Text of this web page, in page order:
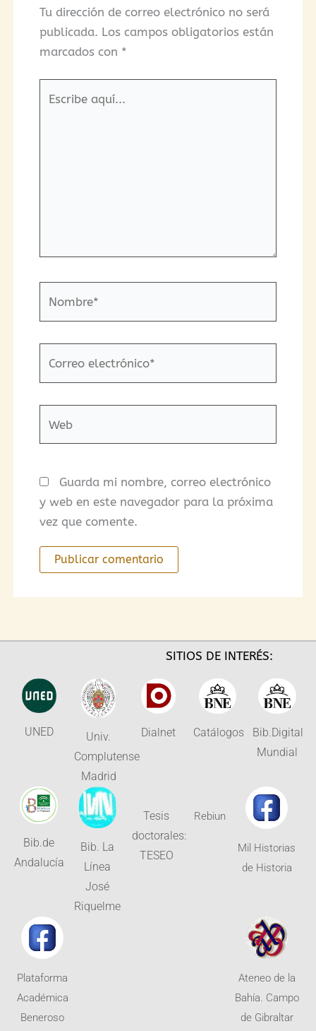
Tu dirección de correo electrónico no será
publicada. Los campos obligatorios están
marcados con *
Guarda mi nombre, correo electrónico
y web en este navegador para la próxima
vez que comente.
SITIOS DE INTERÉS:
UNED
Univ.
Complutense
Madrid
Dialnet Catálogos
Bib.Digital
Mundial
Bib.de
Andalucía
Bib. La
Línea
José
Riquelme
Tesis
doctorales:
TESEO
Rebiun
Mil Historias
de Historia
Plataforma
Académica
Beneroso
Ateneo de la
Bahía. Campo
de Gibraltar